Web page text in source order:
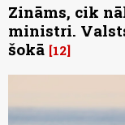
Zināms, cik
ministri.
šokā 12